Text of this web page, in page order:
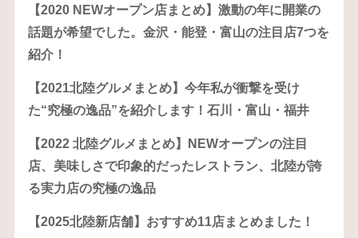
【2020 NEWオープン店まとめ】激動の年に開業の
話題が希望でした。金沢・能登・富山の注目店7つを
紹介！
【2021北陸グルメまとめ】今年私が衝撃を受け
た“究極の逸品”を紹介します！石川・富山・福井
【2022 北陸グルメまとめ】NEWオープンの注目
店、美味しさで印象的だったレストラン、北陸が誇
る実力店の究極の逸品
【2025北陸新店舗】おすすめ11店まとめました！